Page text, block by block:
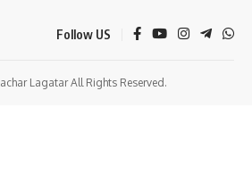
Follow US
Lagatar All Rights Reserved.